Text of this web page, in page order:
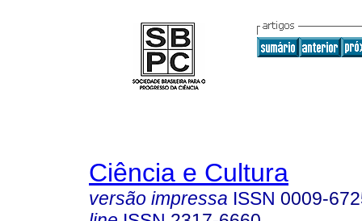
Ciência e Cultura
versão impressa ISSN 0009-